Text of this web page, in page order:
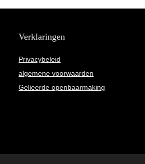
Verklaringen
Privacybeleid
algemene voorwaarden
Gelieerde openbaarmaking